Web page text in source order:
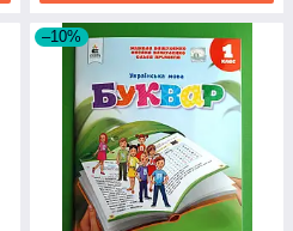
–10%